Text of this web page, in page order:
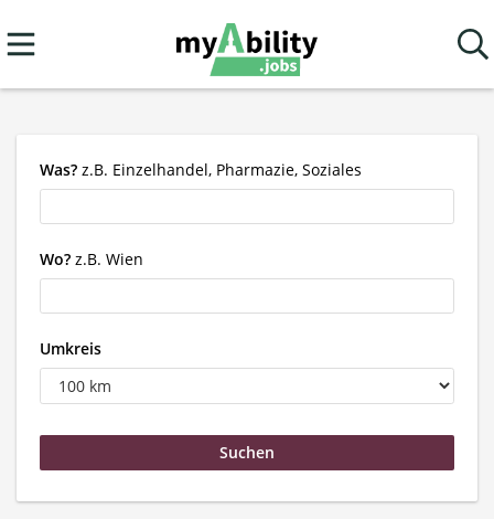
Was? z.B. Einzelhandel, Pharmazie, Soziales
Wo? z.B. Wien
Umkreis